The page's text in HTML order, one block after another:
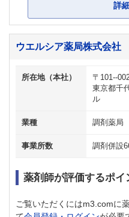
詳
ウエルシア薬局株式会社
所在地（本社）
〒101--
東京都千
ル
業種 調剤薬局
事業所数 調剤併設
薬剤師が評価するポイ
ご覧いただくにはm3.comに